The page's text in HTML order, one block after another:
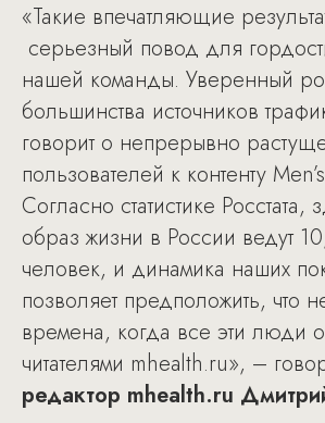
«Такие впечатляющие
серьезный повод для
нашей команды. Уверенный
большинства источников
говорит о непрерывно
пользователей к контенту
Согласно статистике Росстата,
образ жизни в России ведут
человек, и динамика наших
позволяет предположить, что
времена, когда все эти люди
читателями mhealth.ru», –
редактор mhealth.ru